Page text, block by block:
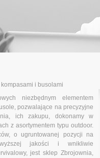
i busolami
niezbędnym elementem
pozwalające na precyzyjne
ich zakupu, dokonamy w
z asortymentem typu outdoor.
o ugruntowanej pozycji na
jakości i wnikliwie
jest sklep Zbrojownia,